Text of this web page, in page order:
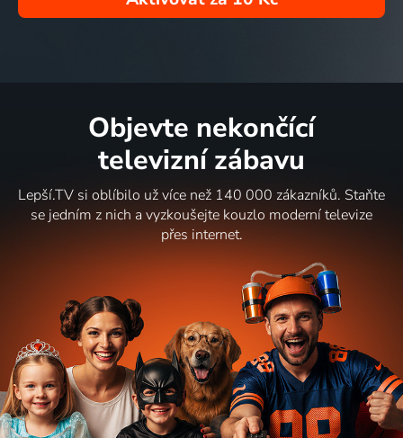
Objevte nekončící
televizní zábavu
Lepší.TV si oblíbilo už více než 140 000 zákazníků. Staňte
se jedním z nich a vyzkoušejte kouzlo moderní televize
přes internet.